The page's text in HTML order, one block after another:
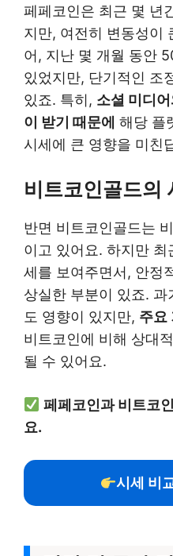
페페코인은 최근 몇 년
지만, 여전히 변동성이
어, 지난 몇 개월 동안
있었지만, 단기적인 조
있죠. 특히, 소셜 미디
이 받기 때문에 해당 플
시세에 큰 영향을 미친
비트코인골드의
반면 비트코인골드는
이고 있어요. 하지만
세를 보여주면서, 안정
상실한 부분이 있죠. 과
도 영향이 있지만, 주요
비트코인에 비해 상대
될 수 있어요.
페페코인과 비트코
요.
시세 비